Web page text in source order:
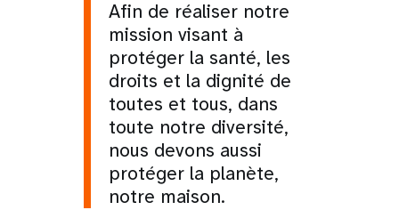
Afin de réaliser notre
mission visant à
protéger la santé, les
droits et la dignité de
toutes et tous, dans
toute notre diversité,
nous devons aussi
protéger la planète,
notre maison.